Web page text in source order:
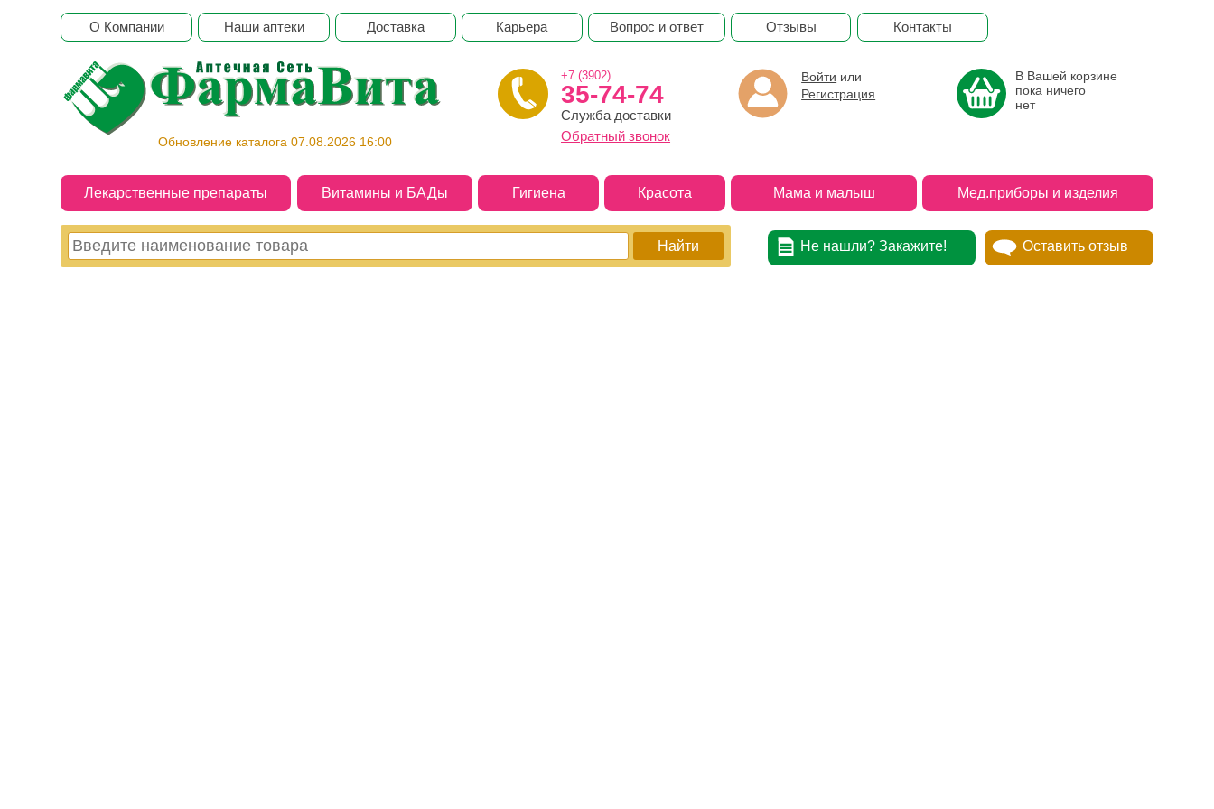
О Компании Наши аптеки Доставка Карьера Вопрос и ответ Отзывы Контакты
Обновление каталога 07.08.2026 16:00
+7 (3902)
35-74-74
Служба доставки
Обратный звонок
Войти или
Регистрация
В Вашей корзине
пока ничего
нет
Лекарственные препараты Витамины и БАДы Гигиена Красота Мама и малыш Мед.приборы и изделия
Оставить отзыв
Не нашли? Закажите!